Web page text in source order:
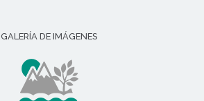
GALERÍA DE IMÁGENES